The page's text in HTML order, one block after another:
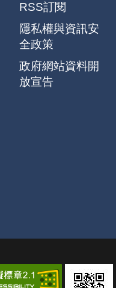
RSS訂閱
隱私權與資訊安
全政策
政府網站資料開
放宣告